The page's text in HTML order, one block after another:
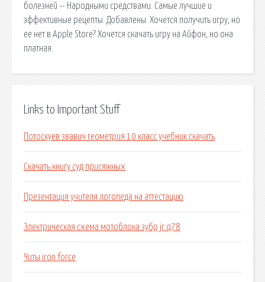
болезней -- Народными средствами. Самые лучшие и
эффективные рецепты. Добавлены. Хочется получить игру, но
ее нет в Apple Store? Хочется скачать игру на Айфон, но она
платная.
Links to Important Stuff
Потоскуев звавич геометрия 10 класс учебник скачать
Скачать книгу суд присяжных
Презентация учителя логопеда на аттестацию
Электрическая схема мотоблока зубр jr q78
Читы iron force